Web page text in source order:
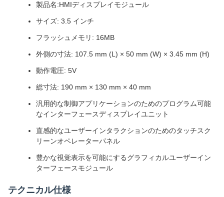
製品名:HMIディスプレイモジュール
サイズ: 3.5 インチ
フラッシュメモリ: 16MB
外側の寸法: 107.5 mm (L) × 50 mm (W) × 3.45 mm (H)
動作電圧: 5V
総寸法: 190 mm × 130 mm × 40 mm
汎用的な制御アプリケーションのためのプログラム可能
なインターフェースディスプレイユニット
直感的なユーザーインタラクションのためのタッチスク
リーンオペレーターパネル
豊かな視覚表示を可能にするグラフィカルユーザーイン
ターフェースモジュール
テクニカル仕様